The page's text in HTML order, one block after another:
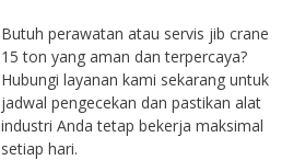
Butuh perawatan atau servis jib crane
15 ton yang aman dan terpercaya?
Hubungi layanan kami sekarang untuk
jadwal pengecekan dan pastikan alat
industri Anda tetap bekerja maksimal
setiap hari.